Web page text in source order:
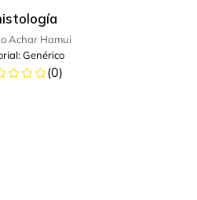
Achar Hamui
Genérico
(0)